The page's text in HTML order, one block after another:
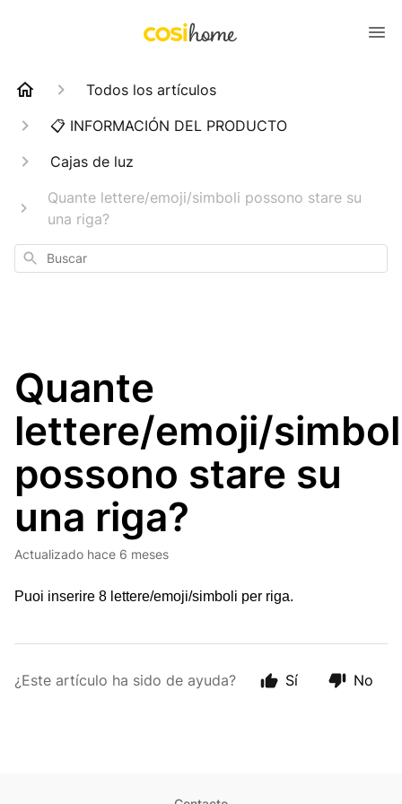
Todos los artículos
📋 INFORMACIÓN DEL PRODUCTO
Cajas de luz
Quante lettere/emoji/simboli possono stare su
una riga?
Buscar
Quante
lettere/emoji/
possono stare su
una riga?
Actualizado hace 6 meses
Puoi inserire 8 lettere/emoji/simboli per riga.
¿Este artículo ha sido de ayuda? Sí No